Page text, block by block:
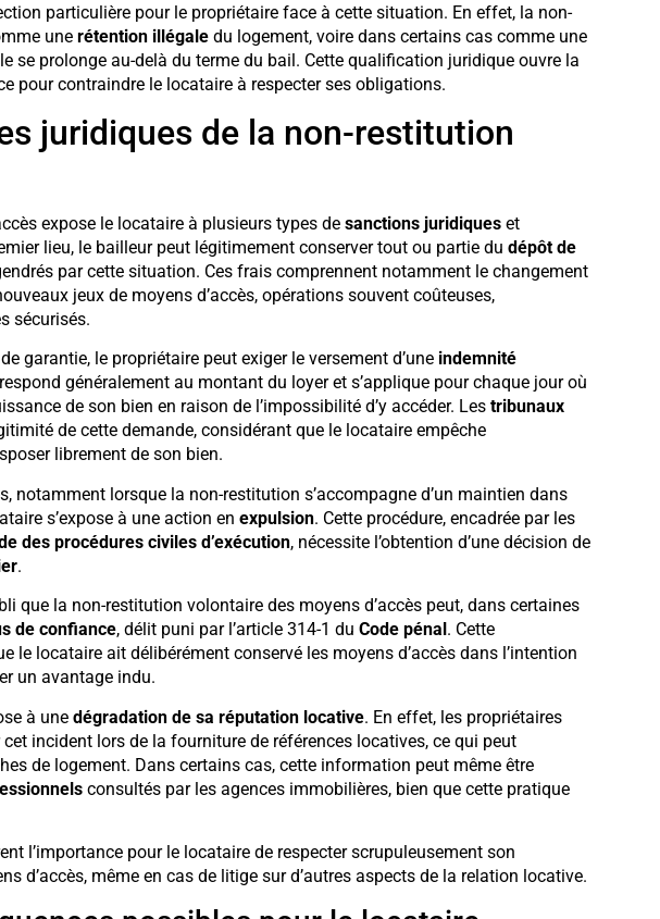
particulière pour le propriétaire face à cette situation. En effet, la non-
une rétention illégaledu logement, voire dans certains cas comme une
se prolonge au-delà du terme du bail. Cette qualification juridique ouvre la
pour contraindre le locataire à respecter ses obligations.
juridiques de la non-restitution
expose le locataire à plusieurs types de sanctions juridiqueset
lieu, le bailleur peut légitimement conserver tout ou partie du dépôt de
par cette situation. Ces frais comprennent notamment le changement
jeux de moyens d’accès, opérations souvent coûteuses,
sécurisés.
garantie, le propriétaire peut exiger le versement d’une indemnité
généralement au montant du loyer et s’applique pour chaque jour où
de son bien en raison de l’impossibilité d’y accéder. Les tribunaux
de cette demande, considérant que le locataire empêche
librement de son bien.
notamment lorsque la non-restitution s’accompagne d’un maintien dans
s’expose à une action en expulsion. Cette procédure, encadrée par les
des procédures civiles d’exécution, nécessite l’obtention d’une décision de
.
que la non-restitution volontaire des moyens d’accès peut, dans certaines
de confiance, délit puni par l’article 314-1 du Code pénal. Cette
le locataire ait délibérément conservé les moyens d’accès dans l’intention
un avantage indu.
à une dégradation de sa réputation locative. En effet, les propriétaires
incident lors de la fourniture de références locatives, ce qui peut
de logement. Dans certains cas, cette information peut même être
consultés par les agences immobilières, bien que cette pratique
l’importance pour le locataire de respecter scrupuleusement son
d’accès, même en cas de litige sur d’autres aspects de la relation locative.